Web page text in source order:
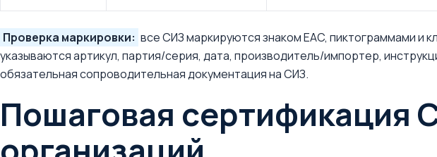
Проверка маркировки: все СИЗ маркируются знаком EAC, пиктограммами и
указываются артикул, партия/серия, дата, производитель/импортер,
обязательная сопроводительная документация на СИЗ.
Пошаговая сертификация